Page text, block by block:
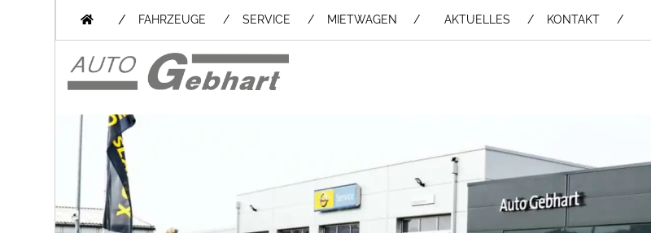
/ FAHRZEUGE SERVICE MIETWAGEN / AKTUELLES KONTAKT